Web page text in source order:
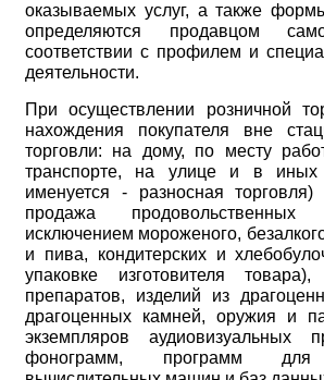
оказываемых услуг, а также
определяются продавцом
соответствии с профилем и
деятельности.
При осуществлении розничной
нахождения покупателя вне
торговли: на дому, по месту
транспорте, на улице и в иных
именуется - разносная торговля)
продажа
исключением мороженого,
и пива, кондитерских и
упаковке изготовителя товара),
препаратов, изделий из
драгоценных камней, оружия и
экземпляров аудиовизуальных
фонограмм, программ для